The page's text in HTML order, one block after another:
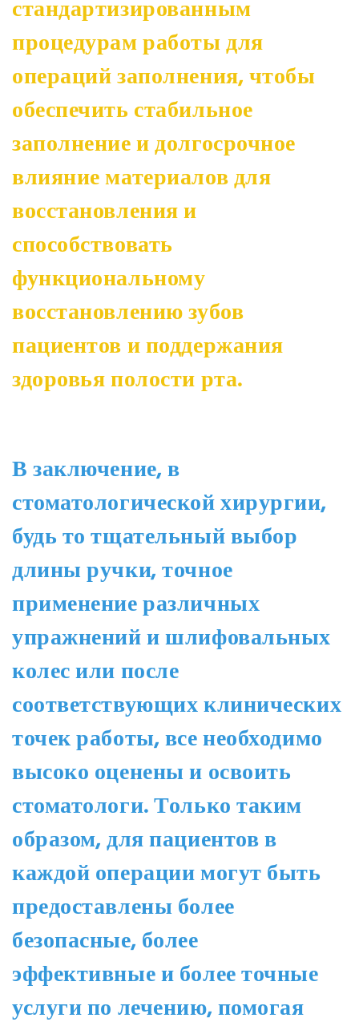
стандартизированным
процедурам работы для
операций заполнения, чтобы
обеспечить стабильное
заполнение и долгосрочное
влияние материалов для
восстановления и
способствовать
функциональному
восстановлению зубов
пациентов и поддержания
здоровья полости рта.
В заключение, в
стоматологической хирургии,
будь то тщательный выбор
длины ручки, точное
применение различных
упражнений и шлифовальных
колес или после
соответствующих клинических
точек работы, все необходимо
высоко оценены и освоить
стоматологи. Только таким
образом, для пациентов в
каждой операции могут быть
предоставлены более
безопасные, более
эффективные и более точные
услуги по лечению, помогая